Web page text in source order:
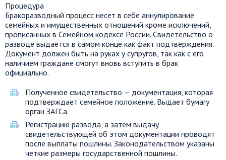
Процедура
Бракоразводный процесс несет в себе аннулирование
семейных и имущественных отношений кроме исключений,
прописанных в Семейном кодексе России. Свидетельство о
разводе выдается в самом конце как факт подтверждения.
Документ должен быть на руках у супругов, так как с его
наличием граждане смогут вновь вступить в брак
официально.
Полученное свидетельство — документация, которая
подтверждает семейное положение. Выдает бумагу
орган ЗАГСа.
Регистрацию развода, а затем выдачу
свидетельствующей об этом документации проводят
после выплаты пошлины. Законодательством указаны
четкие размеры государственной пошлины.